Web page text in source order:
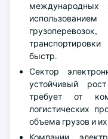
международных
быстр.
Сектор
устойчивый
требует от
логистических
объема грузов и